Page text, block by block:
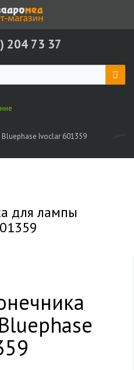
204 73 37
Ivoclar 601359
для лампы